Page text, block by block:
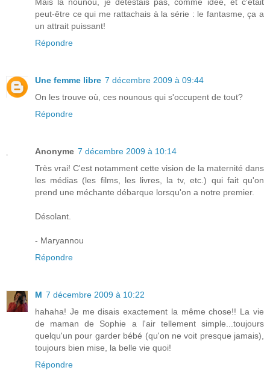
peut-être ce qui me rattachais à la série : le fantasme, ça a
un attrait puissant!
Répondre
Une femme libre 7 décembre 2009 à 09:44
On les trouve où, ces nounous qui s'occupent de tout?
Répondre
Anonyme 7 décembre 2009 à 10:14
Très vrai! C'est notamment cette vision de la maternité dans
les médias (les films, les livres, la tv, etc.) qui fait qu'on
prend une méchante débarque lorsqu'on a notre premier.
Désolant.
- Maryannou
Répondre
M 7 décembre 2009 à 10:22
hahaha! Je me disais exactement la même chose!! La vie
de maman de Sophie a l'air tellement simple...toujours
quelqu'un pour garder bébé (qu'on ne voit presque jamais),
toujours bien mise, la belle vie quoi!
Répondre